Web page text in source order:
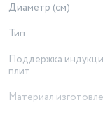
идеальное
Идеальный
Такой диаметр
человек. Эта
вам легко их
Диаметр (см)
Тип
Поддержка
плит
Материал